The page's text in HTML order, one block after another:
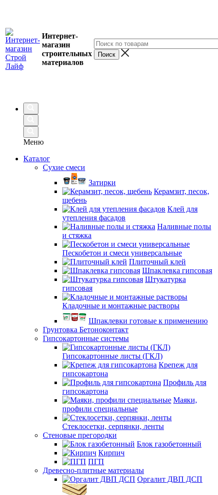
Интернет-
магазин
строительных
материалов
Меню
Каталог
Сухие смеси
Затирки
Керамзит, песок,
щебень
Клей для
утепления фасадов
Наливные полы
и стяжка
Пескобетон и смеси универсальные
Плиточный клей
Шпаклевка гипсовая
Штукатурка
гипсовая
Кладочные и монтажные растворы
Шпаклевки готовые к применению
Грунтовка Бетоноконтакт
Гипсокартонные системы
Гипсокартонные листы (ГКЛ)
Крепеж для
гипсокартона
Профиль для
гипсокартона
Маяки,
профили специальные
Стеклосетки, серпянки, ленты
Стеновые прегородки
Блок газобетонный
Кирпич
ПГП
Древесно-плитные материалы
Оргалит ДВП ДСП